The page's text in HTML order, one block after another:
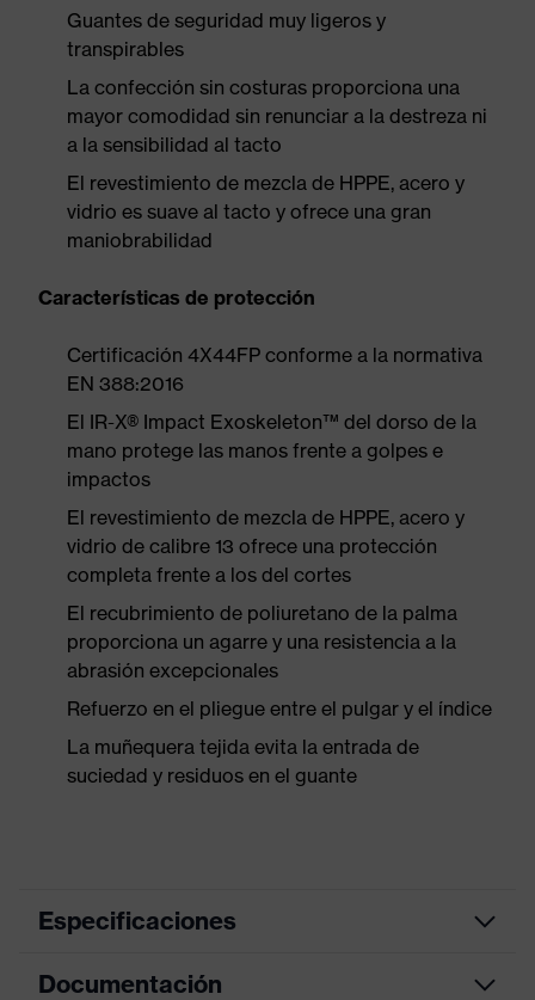
Guantes de seguridad muy ligeros y
transpirables
La confección sin costuras proporciona una
mayor comodidad sin renunciar a la destreza ni
a la sensibilidad al tacto
El revestimiento de mezcla de HPPE, acero y
vidrio es suave al tacto y ofrece una gran
maniobrabilidad
Características de protección
Certificación 4X44FP conforme a la normativa
EN 388:2016
El IR-X® Impact Exoskeleton™ del dorso de la
mano protege las manos frente a golpes e
impactos
El revestimiento de mezcla de HPPE, acero y
vidrio de calibre 13 ofrece una protección
completa frente a los del cortes
El recubrimiento de poliuretano de la palma
proporciona un agarre y una resistencia a la
abrasión excepcionales
Refuerzo en el pliegue entre el pulgar y el índice
La muñequera tejida evita la entrada de
suciedad y residuos en el guante
Especificaciones
Color de
antracita, azul moteado
Documentación